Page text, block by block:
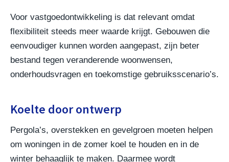
Voor vastgoedontwikkeling is dat relevant omdat
flexibiliteit steeds meer waarde krijgt. Gebouwen die
eenvoudiger kunnen worden aangepast, zijn beter
bestand tegen veranderende woonwensen,
onderhoudsvragen en toekomstige gebruiksscenario’s.
Koelte door ontwerp
Pergola’s, overstekken en gevelgroen moeten helpen
om woningen in de zomer koel te houden en in de
winter behaaglijk te maken. Daarmee wordt